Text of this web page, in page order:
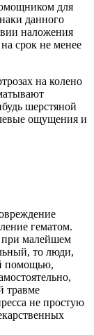
для
данного
наложения
срок не менее
на колено
шерстяной
ощущения и
гематом.
при малейшем
то люди,
помощью,
травме
не простую